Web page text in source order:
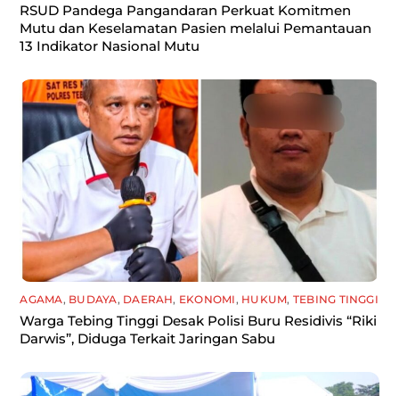
RSUD Pandega Pangandaran Perkuat Komitmen
Mutu dan Keselamatan Pasien melalui Pemantauan
13 Indikator Nasional Mutu
AGAMA, BUDAYA, DAERAH, EKONOMI , HUKUM, TEBING TINGGI
Warga Tebing Tinggi Desak Polisi Buru Residivis “Riki
Darwis”, Diduga Terkait Jaringan Sabu